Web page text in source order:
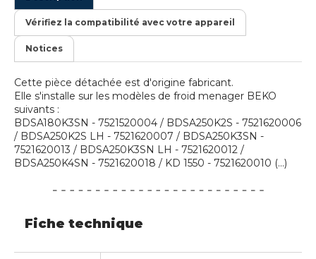
Vérifiez la compatibilité avec votre appareil
Notices
Cette pièce détachée est d'origine fabricant.
Elle s'installe sur les modèles de froid menager BEKO
suivants :
BDSA180K3SN - 7521520004 / BDSA250K2S - 7521620006
/ BDSA250K2S LH - 7521620007 / BDSA250K3SN -
7521620013 / BDSA250K3SN LH - 7521620012 /
BDSA250K4SN - 7521620018 / KD 1550 - 7521620010 (...)
Fiche technique